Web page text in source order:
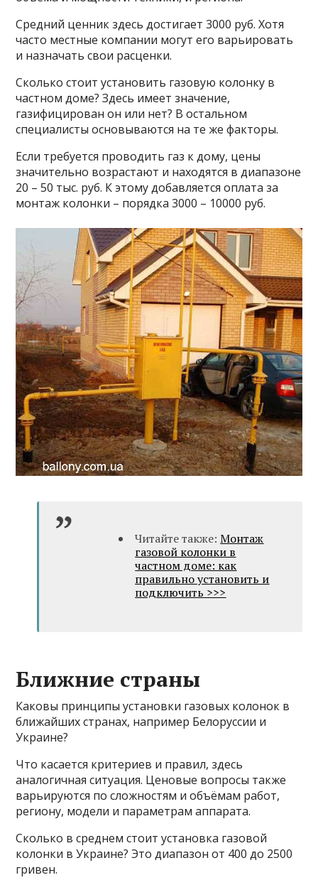
Средний ценник здесь достигает 3000 руб. Хотя
часто местные компании могут его варьировать
и назначать свои расценки.
Сколько стоит установить газовую колонку в
частном доме? Здесь имеет значение,
газифицирован он или нет? В остальном
специалисты основываются на те же факторы.
Если требуется проводить газ к дому, цены
значительно возрастают и находятся в диапазоне
20 – 50 тыс. руб. К этому добавляется оплата за
монтаж колонки – порядка 3000 – 10000 руб.
Читайте также:Монтаж
газовой колонки в
частном доме: как
правильно установить и
подключить >>>
Ближние страны
Каковы принципы установки газовых колонок в
ближайших странах, например Белоруссии и
Украине?
Что касается критериев и правил, здесь
аналогичная ситуация. Ценовые вопросы также
варьируются по сложностям и объёмам работ,
региону, модели и параметрам аппарата.
Сколько в среднем стоит установка газовой
колонки в Украине? Это диапазон от 400 до 2500
гривен.